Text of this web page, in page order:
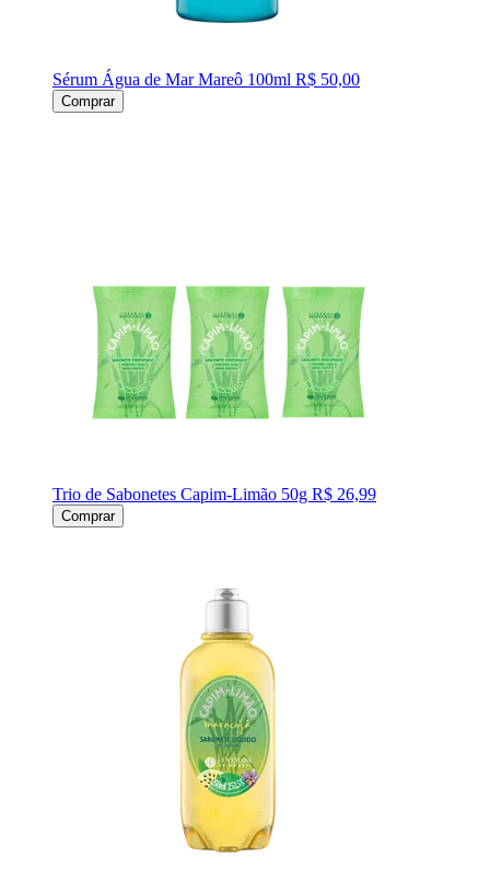
Sérum Água de Mar Mareô 100ml R$ 50,00
Comprar
Trio de Sabonetes Capim-Limão 50g R$ 26,99
Comprar